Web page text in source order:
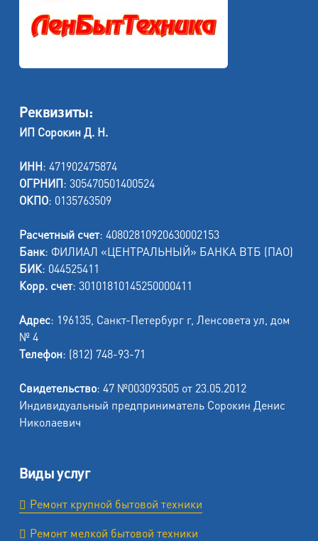
Реквизиты:
ИП Сорокин Д. Н.
ИНН: 471902475874
ОГРНИП: 305470501400524
ОКПО: 0135763509
Расчетный счет: 40802810920630002153
Банк: ФИЛИАЛ «ЦЕНТРАЛЬНЫЙ» БАНКА ВТБ (ПАО)
БИК: 044525411
Корр. счет: 30101810145250000411
Адрес: 196135, Санкт-Петербург г, Ленсовета ул, дом
№ 4
Телефон: (812) 748-93-71
Свидетельство: 47 №003093505 от 23.05.2012
Индивидуальный предприниматель Сорокин Денис
Николаевич
Виды услуг
Ремонт крупной бытовой техники
Ремонт мелкой бытовой техники